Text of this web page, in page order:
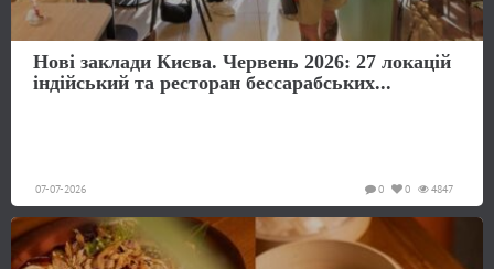
Нові заклади Києва. Червень 2026: 27 локацій
індійський та ресторан бессарабських...
07-07-2026 4847
0
0